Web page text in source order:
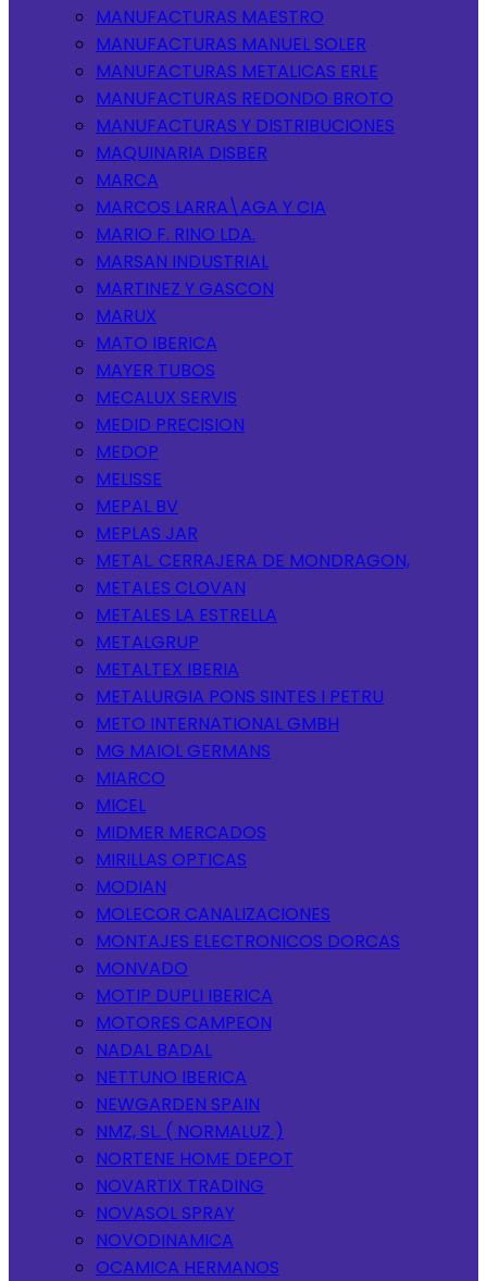
MANUFACTURAS MAESTRO
MANUFACTURAS MANUEL SOLER
MANUFACTURAS METALICAS ERLE
MANUFACTURAS REDONDO BROTO
MANUFACTURAS Y DISTRIBUCIONES
MAQUINARIA DISBER
MARCA
MARCOS LARRA\AGA Y CIA
MARIO F. RINO LDA.
MARSAN INDUSTRIAL
MARTINEZ Y GASCON
MARUX
MATO IBERICA
MAYER TUBOS
MECALUX SERVIS
MEDID PRECISION
MEDOP
MELISSE
MEPAL BV
MEPLAS JAR
METAL. CERRAJERA DE MONDRAGON,
METALES CLOVAN
METALES LA ESTRELLA
METALGRUP
METALTEX IBERIA
METALURGIA PONS SINTES I PETRU
METO INTERNATIONAL GMBH
MG MAIOL GERMANS
MIARCO
MICEL
MIDMER MERCADOS
MIRILLAS OPTICAS
MODIAN
MOLECOR CANALIZACIONES
MONTAJES ELECTRONICOS DORCAS
MONVADO
MOTIP DUPLI IBERICA
MOTORES CAMPEON
NADAL BADAL
NETTUNO IBERICA
NEWGARDEN SPAIN
NMZ, SL. ( NORMALUZ )
NORTENE HOME DEPOT
NOVARTIX TRADING
NOVASOL SPRAY
NOVODINAMICA
OCAMICA HERMANOS